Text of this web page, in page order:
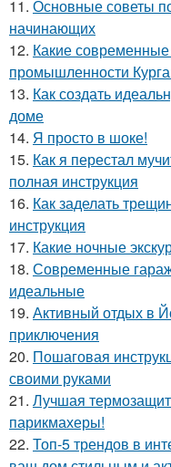
11. Основные советы
начинающих
12. Какие
промышленности
13. Как создать
доме
14. Я просто в шоке!
15. Как я перестал
полная инструкция
16. Как заделать
инструкция
17. Какие ночные
18. Современные
идеальные
19. Активный отдых в
приключения
20. Пошаговая
своими руками
21. Лучшая
парикмахеры!
22. Топ-5 трендов в